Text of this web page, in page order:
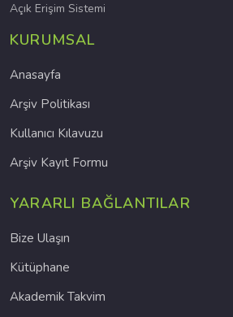
Açık Erişim Sistemi
KURUMSAL
Anasayfa
Arşiv Politikası
Kullanıcı Kılavuzu
Arşiv Kayıt Formu
YARARLI BAĞLANTILAR
Bize Ulaşın
Kütüphane
Akademik Takvim